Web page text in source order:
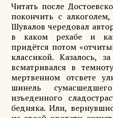
Читать после
покончить с
Шувалов чередовал
в каком рехабе и
придётся потом
классикой. Казалось,
всматривался в
мертвенном отсвете
шинель
изъеденного
бедняка. Или,